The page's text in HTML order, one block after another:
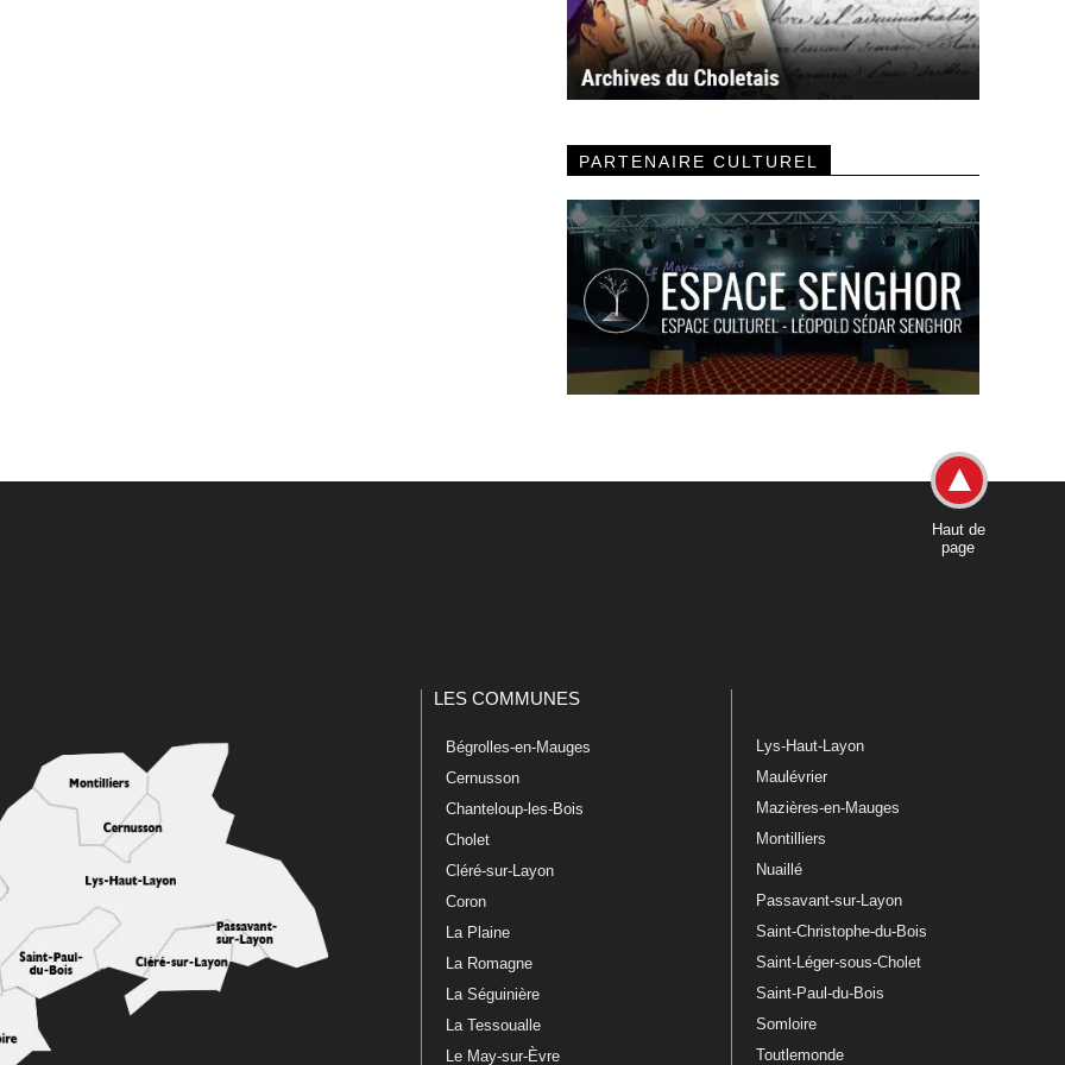
PARTENAIRE CULTUREL
Haut de
page
LES COMMUNES
Bégrolles-en-Mauges
Cernusson
Chanteloup-les-Bois
Cholet
Cléré-sur-Layon
Coron
La Plaine
La Romagne
La Séguinière
La Tessoualle
Le May-sur-Èvre
Lys-Haut-Layon
Maulévrier
Mazières-en-Mauges
Montilliers
Nuaillé
Passavant-sur-Layon
Saint-Christophe-du-Bois
Saint-Léger-sous-Cholet
Saint-Paul-du-Bois
Somloire
Toutlemonde